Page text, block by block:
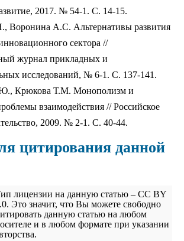
2017. № 54-1. С. 14-15.
Воронина А.С. Альтернативы развития
сектора //
журнал прикладных и
исследований, № 6-1. С. 137-141.
Крюкова Т.М. Монополизм и
взаимодействия // Российское
2009. № 2-1. С. 40-44.
цитирования данной
лицензии на данную статью – CC BY
Это значит, что Вы можете свободно
данную статью на любом
и в любом формате при указании